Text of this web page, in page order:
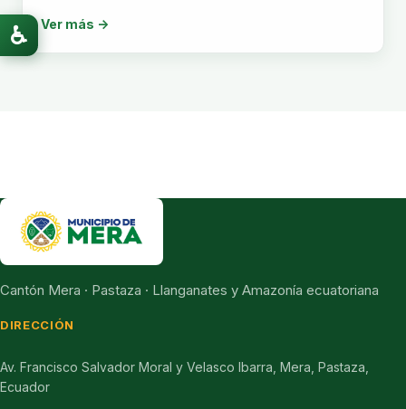
Ver más →
Cantón Mera · Pastaza · Llanganates y Amazonía ecuatoriana
DIRECCIÓN
Av. Francisco Salvador Moral y Velasco Ibarra, Mera, Pastaza,
Ecuador
♿